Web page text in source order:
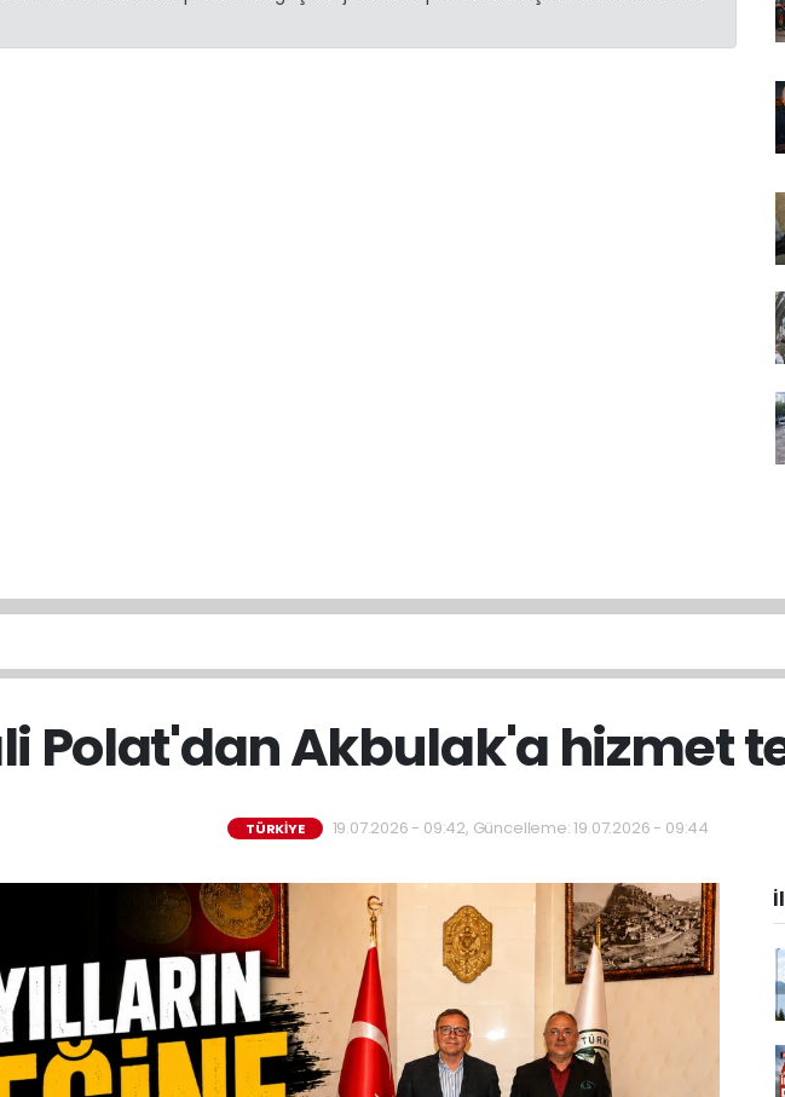
Polat'dan Akbulak'a hizmet
TÜRKİYE 19.07.2026 - 09:42, Güncelleme: 19.07.2026 - 09:44